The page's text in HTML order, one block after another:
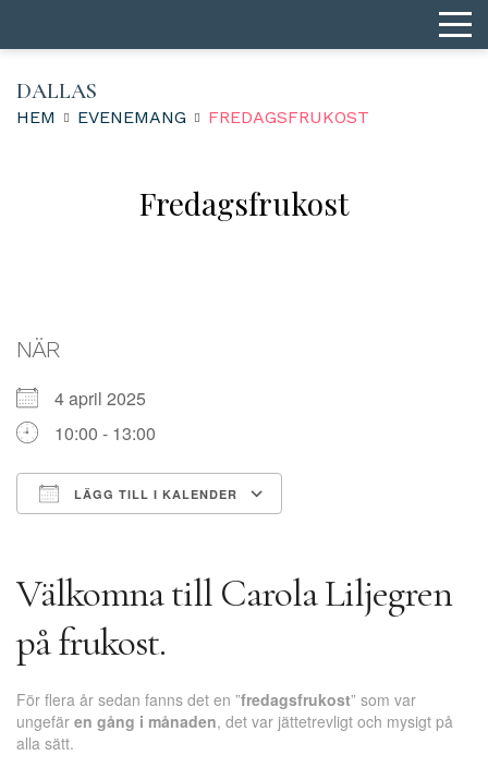
DALLAS
HEM EVENEMANG FREDAGSFRUKOST
Fredagsfrukost
NÄR
4 april 2025
10:00 - 13:00
LÄGG TILL I KALENDER
Välkomna till Carola Liljegren
på frukost.
För flera år sedan fanns det en ”fredagsfrukost” som var
ungefär en gång i månaden, det var jättetrevligt och mysigt på
alla sätt.